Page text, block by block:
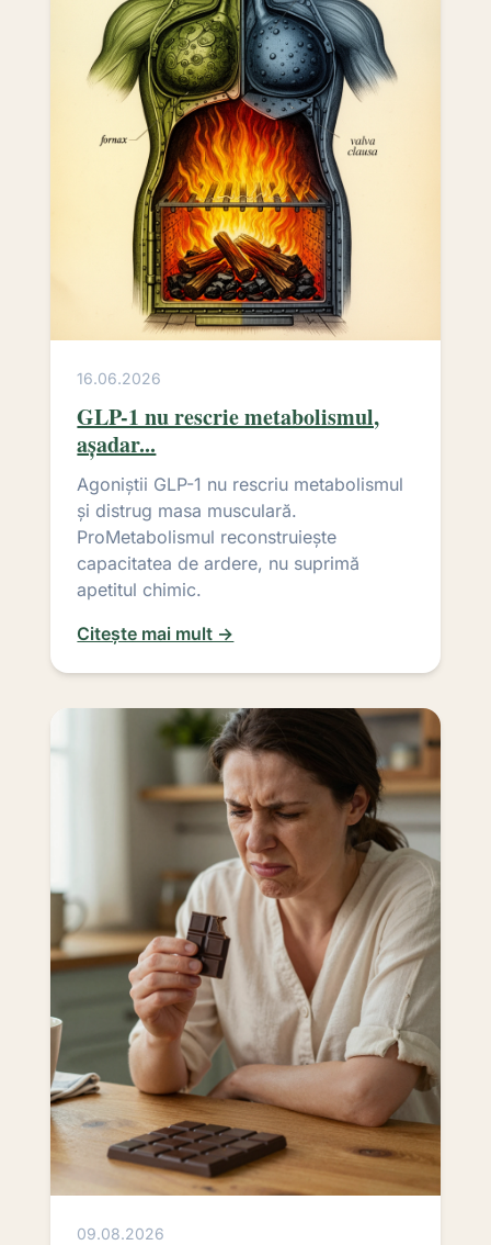
16.06.2026
GLP-1 nu rescrie metabolismul,
așadar...
Agoniștii GLP-1 nu rescriu metabolismul
și distrug masa musculară.
ProMetabolismul reconstruiește
capacitatea de ardere, nu suprimă
apetitul chimic.
Citește mai mult →
09.08.2026